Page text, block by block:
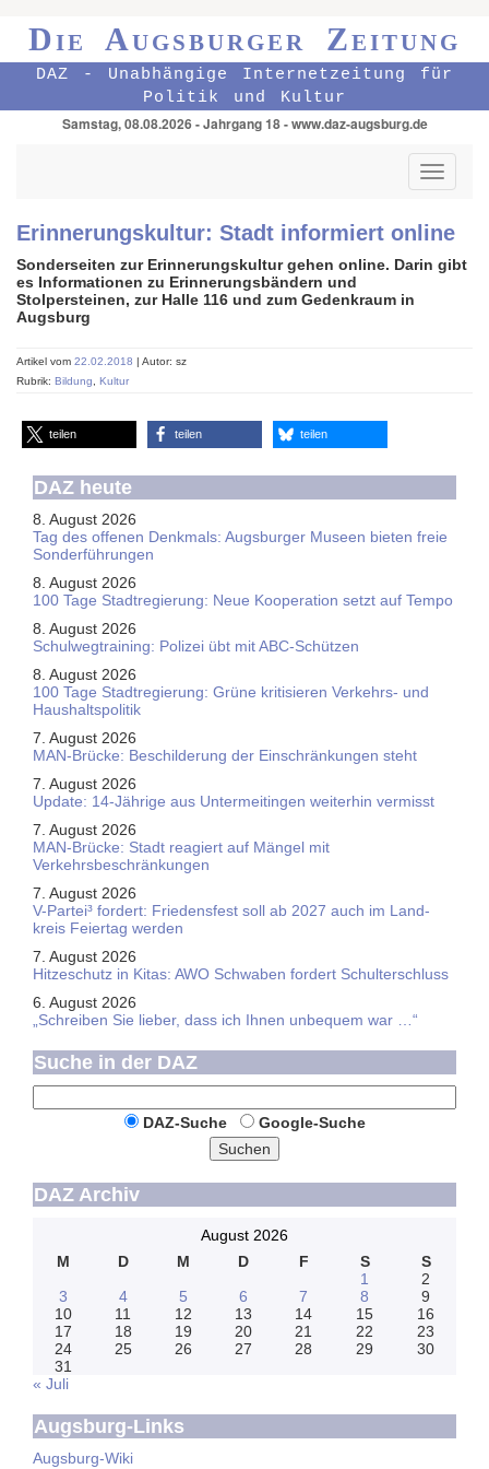
Die Augsburger Zeitung
DAZ - Unabhängige Internetzeitung für
Politik und Kultur
Samstag, 08.08.2026 - Jahrgang 18 - www.daz-augsburg.de
Toggle
Erinnerungskultur: Stadt informiert online
Sonderseiten zur Erinnerungskultur gehen online. Darin gibt
es Informationen zu Erinnerungsbändern und
Stolpersteinen, zur Halle 116 und zum Gedenkraum in
Augsburg
Artikel vom 22.02.2018 | Autor: sz
Rubrik: Bildung Kultur
teilen teilen teilen
DAZ heute
8. August 2026
Tag des offenen Denkmals: Augsburger Museen bieten freie
Sonderführungen
8. August 2026
100 Tage Stadtregierung: Neue Kooperation setzt auf Tempo
8. August 2026
Schul­weg­trai­ning: Poli­zei übt mit ABC-Schüt­zen
8. August 2026
100 Tage Stadtregierung: Grüne kritisieren Verkehrs- und
Haushaltspolitik
7. August 2026
MAN-Brücke: Beschilderung der Einschränkungen steht
7. August 2026
Update: 14-Jährige aus Untermeitingen weiterhin vermisst
7. August 2026
MAN-Brücke: Stadt reagiert auf Mängel mit
Verkehrsbeschränkungen
7. August 2026
V-Partei­³ fordert: Friedens­fest soll ab 2027 auch im Land­
kreis Feier­tag werden
7. August 2026
Hitzeschutz in Kitas: AWO Schwaben fordert Schulterschluss
6. August 2026
„Schreiben Sie lieber, dass ich Ihnen unbequem war …“
Suche in der DAZ
DAZ-Suche
Google-Suche
Suchen
DAZ Archiv
August 2026
M
D M D F S
S
1
2
3
4 5 6 7 8
9
10
11 12 13 14 15
16
17
18 19 20 21 22
23
24
25 26 27 28 29
30
31
« Juli
Augsburg-Links
Augsburg-Wiki